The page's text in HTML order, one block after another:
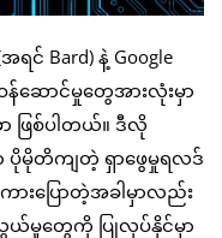
ရင် Bard) နဲ့ Google
န်ဆောင်မှုတွေအားလုံးမှာ
ဖြစ်ပါတယ်။ ဒီလို
ပိုမိုတိကျတဲ့ ရှာဖွေမှုရလဒ်
ားပြောတဲ့အခါမှာလည်း
ယ်မှုတွေကို ပြုလုပ်နိုင်မှာ